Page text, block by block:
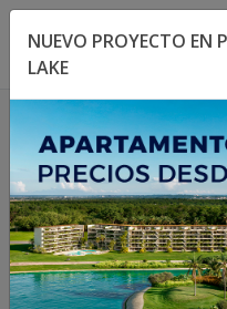
Toggle navigation
NUEVO PROYECTO EN
LAKE